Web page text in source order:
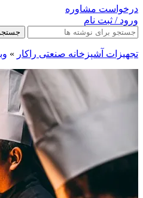
درخواست مشاوره
ورود / ثبت نام
تجهیزات آشپزخانه صنعتی راکار »